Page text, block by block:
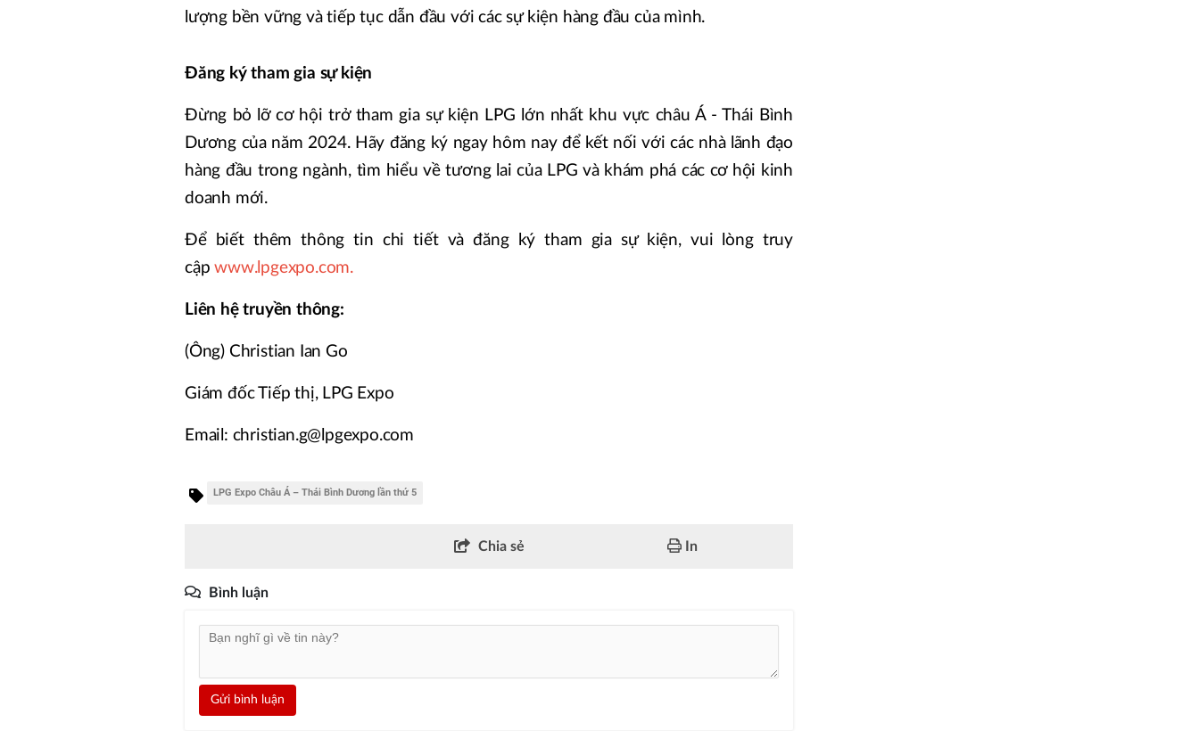
lượng bền vững và tiếp tục dẫn đầu với các sự kiện hàng đầu của mình.
Đăng ký tham gia sự kiện
Đừng bỏ lỡ cơ hội trở tham gia sự kiện LPG lớn nhất khu vực châu Á - Thái Bình
Dương của năm 2024. Hãy đăng ký ngay hôm nay để kết nối với các nhà lãnh đạo
hàng đầu trong ngành, tìm hiểu về tương lai của LPG và khám phá các cơ hội kinh
doanh mới.
Để biết thêm thông tin chi tiết và đăng ký tham gia sự kiện, vui lòng truy
cậpwww.lpgexpo.com.
Liên hệ truyền thông:
(Ông) Christian Ian Go
Giám đốc Tiếp thị, LPG Expo
Email: christian.g@lpgexpo.com
LPG Expo Châu Á – Thái Bình Dương lần thứ 5
Chia sẻ In
Bình luận
Gửi bình luận